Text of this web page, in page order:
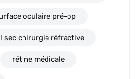
oculaire pré-op
sec chirurgie réfractive
rétine médicale